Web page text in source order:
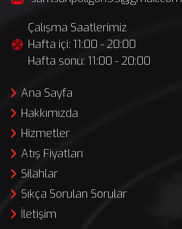
Çalışma Saatlerimiz
Hafta içi: 11:00 - 20:00
Hafta sonu: 11:00 - 20:00
Ana Sayfa
Hakkımızda
Hizmetler
Atış Fiyatları
Silahlar
Sıkça Sorulan Sorular
İletişim